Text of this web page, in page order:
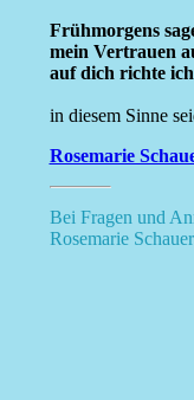
Frühmorgens
mein Vertrauen
auf dich richte
in diesem Sinne
Rosemarie
Bei Fragen und
Rosemarie